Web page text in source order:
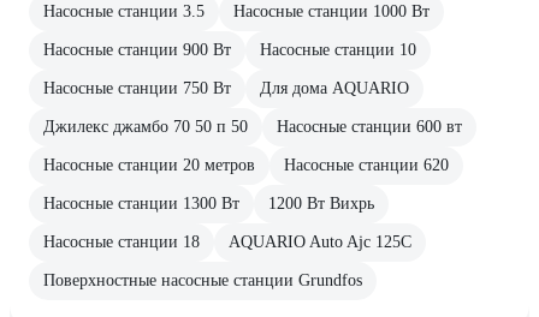
Насосные станции 3.5 Насосные станции 1000 Вт
Насосные станции 900 Вт Насосные станции 10
Насосные станции 750 Вт Для дома AQUARIO
Джилекс джамбо 70 50 п 50 Насосные станции 600 вт
Насосные станции 20 метров Насосные станции 620
Насосные станции 1300 Вт 1200 Вт Вихрь
Насосные станции 18 AQUARIO Auto Ajc 125C
Поверхностные насосные станции Grundfos